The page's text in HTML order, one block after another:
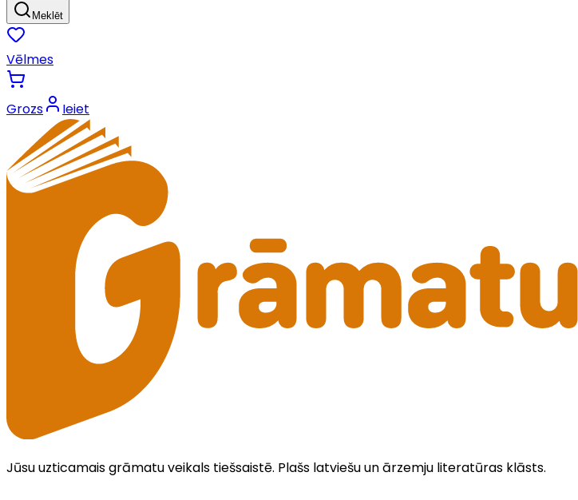
Meklēt
Vēlmes
Grozs Ieiet
Jūsu uzticamais grāmatu veikals tiešsaistē. Plašs latviešu un ārzemju literatūras klāsts.